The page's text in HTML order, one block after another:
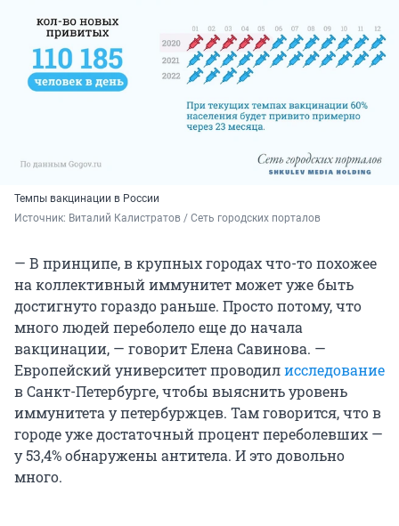
Темпы вакцинации в России
Источник: Виталий Калистратов / Сеть городских порталов
— В принципе, в крупных городах что-то похожее
на коллективный иммунитет может уже быть
достигнуто гораздо раньше. Просто потому, что
много людей переболело еще до начала
вакцинации, — говорит Елена Савинова. —
Европейский университет проводилисследование
в Санкт-Петербурге, чтобы выяснить уровень
иммунитета у петербуржцев. Там говорится, что в
городе уже достаточный процент переболевших —
у 53,4% обнаружены антитела. И это довольно
много.